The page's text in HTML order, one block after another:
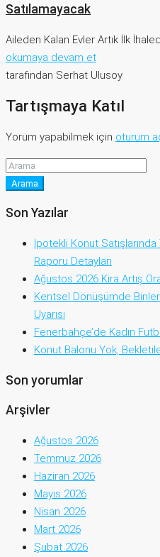
Satılamayacak
Aileden Kalan Evler Artık İlk
okumaya devam et
tarafından Serhat Ulusoy
Tartışmaya Katıl
Yorum yapabilmek için oturum
Arama
Son Yazılar
İpotekli Konut
Raporu Detayları
Ağustos 2026 Kira Artış
Kentsel Dönüşümde
Uyarısı
Fenerbahçe’de Kadın
Konut Balonu Yok,
Son yorumlar
Arşivler
Ağustos 2026
Temmuz 2026
Haziran 2026
Mayıs 2026
Nisan 2026
Mart 2026
Şubat 2026